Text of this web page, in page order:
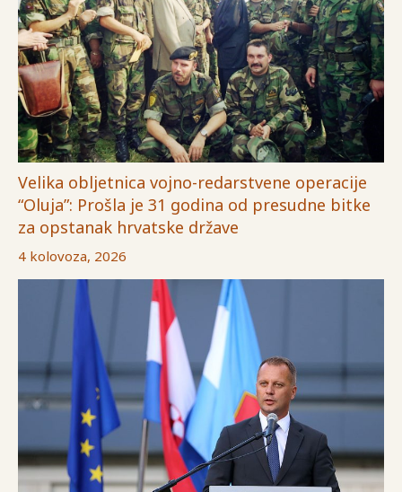
Velika obljetnica vojno-redarstvene operacije
“Oluja”: Prošla je 31 godina od presudne bitke
za opstanak hrvatske države
4 kolovoza, 2026